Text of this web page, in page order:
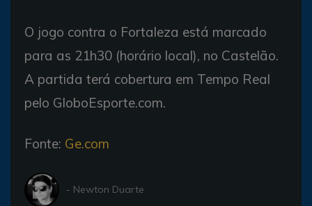
O jogo contra o Fortaleza está marcado
para as 21h30 (horário local), no Castelão.
A partida terá cobertura em Tempo Real
pelo GloboEsporte.com.
Fonte: Ge.com
- Newton Duarte